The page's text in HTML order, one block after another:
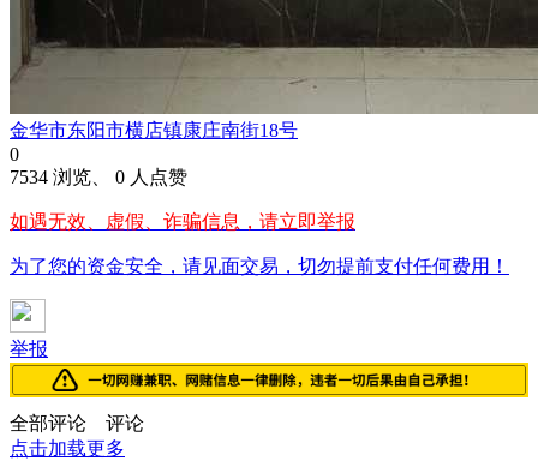
金华市东阳市横店镇康庄南街18号
0
7534 浏览、 0 人点赞
如遇无效、虚假、诈骗信息，请立即举报
为了您的资金安全，请见面交易，切勿提前支付任何费用！
举报
全部评论
评论
点击加载更多